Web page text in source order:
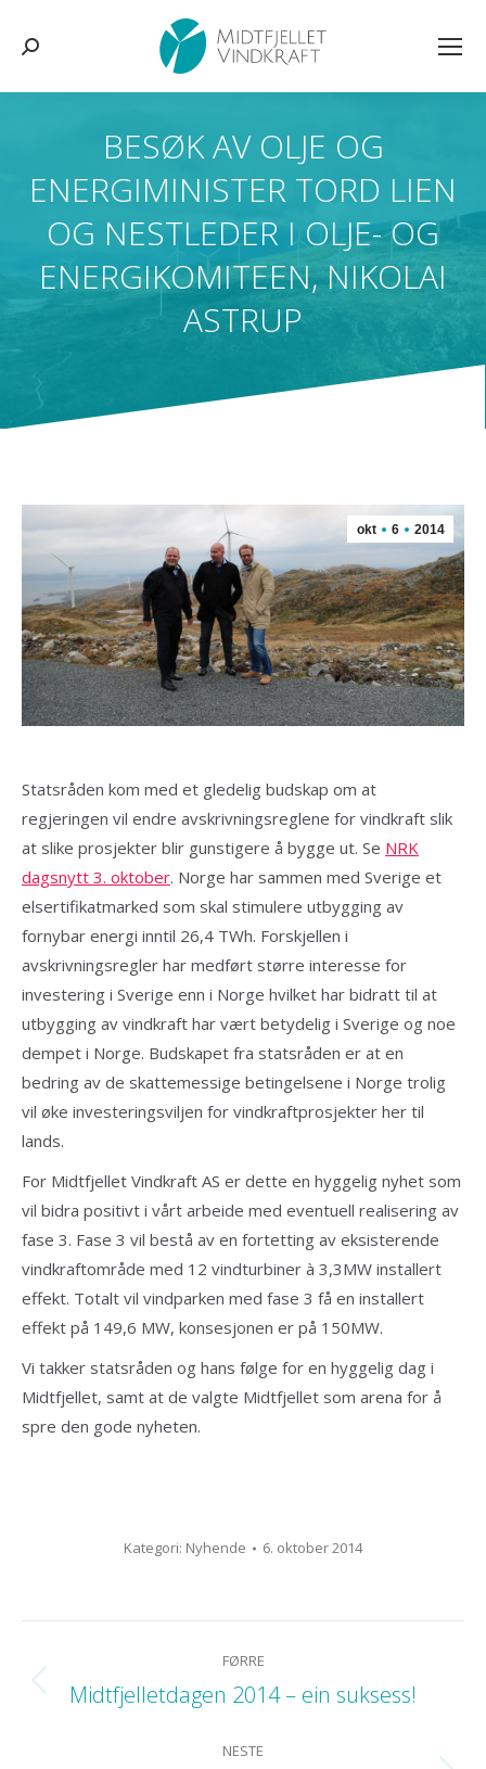
Søk:
BESØK AV OLJE OG
ENERGIMINISTER TORD LIEN
OG NESTLEDER I OLJE- OG
ENERGIKOMITEEN, NIKOLAI
ASTRUP
okt 6 2014
Statsråden kom med et gledelig budskap om at
regjeringen vil endre avskrivningsreglene for vindkraft slik
at slike prosjekter blir gunstigere å bygge ut. Se NRK
dagsnytt 3. oktober. Norge har sammen med Sverige et
elsertifikatmarked som skal stimulere utbygging av
fornybar energi inntil 26,4 TWh. Forskjellen i
avskrivningsregler har medført større interesse for
investering i Sverige enn i Norge hvilket har bidratt til at
utbygging av vindkraft har vært betydelig i Sverige og noe
dempet i Norge. Budskapet fra statsråden er at en
bedring av de skattemessige betingelsene i Norge trolig
vil øke investeringsviljen for vindkraftprosjekter her til
lands.
For Midtfjellet Vindkraft AS er dette en hyggelig nyhet som
vil bidra positivt i vårt arbeide med eventuell realisering av
fase 3. Fase 3 vil bestå av en fortetting av eksisterende
vindkraftområde med 12 vindturbiner à 3,3MW installert
effekt. Totalt vil vindparken med fase 3 få en installert
effekt på 149,6 MW, konsesjonen er på 150MW.
Vi takker statsråden og hans følge for en hyggelig dag i
Midtfjellet, samt at de valgte Midtfjellet som arena for å
spre den gode nyheten.
Kategori: Nyhende 6. oktober 2014
NAVIGATION
FØRRE
Previous
Midtfjelletdagen 2014 – ein suksess!
NESTE